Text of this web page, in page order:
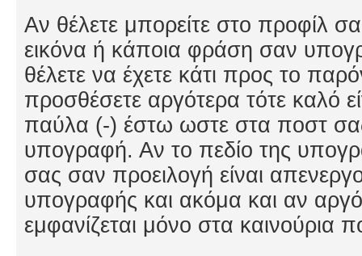
Αν θέλετε μπορείτε στο προφίλ
εικόνα ή κάποια φράση σαν
θέλετε να έχετε κάτι προς το
προσθέσετε αργότερα τότε καλό
παύλα (-) έστω ωστε στα ποστ σας
υπογραφή. Αν το πεδίο της
σας σαν προειλογή είναι
υπογραφής και ακόμα και αν
εμφανίζεται μόνο στα καινούρια